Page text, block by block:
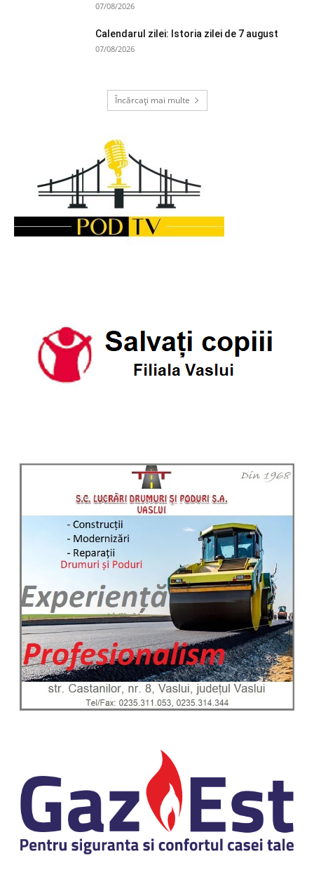
07/08/2026
Calendarul zilei: Istoria zilei de 7 august
07/08/2026
Încărcați mai multe